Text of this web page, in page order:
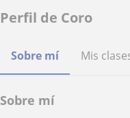
Perfil de Coro
Sobre mí Mis
Sobre mí